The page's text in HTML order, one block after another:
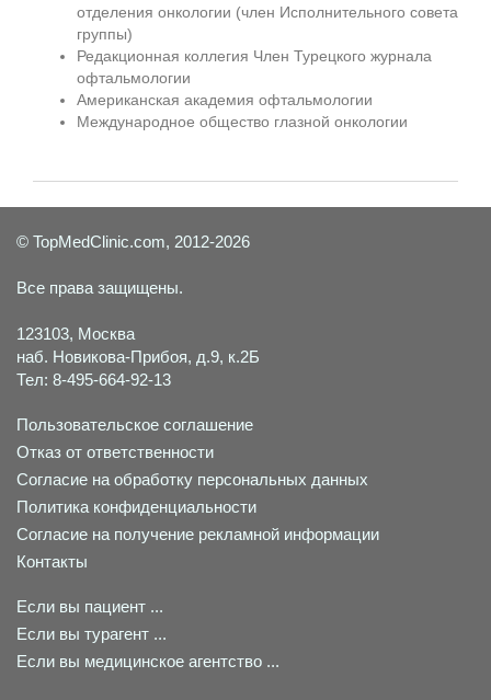
отделения онкологии (член Исполнительного совета
группы)
Редакционная коллегия Член Турецкого журнала
офтальмологии
Американская академия офтальмологии
Международное общество глазной онкологии
© TopMedClinic.com, 2012-2026
Все права защищены.
123103, Москва
наб. Новикова-Прибоя, д.9, к.2Б
Тел: 8-495-664-92-13
Пользовательское соглашение
Отказ от ответственности
Согласие на обработку персональных данных
Политика конфиденциальности
Согласие на получение рекламной информации
Контакты
Если вы пациент ...
Если вы турагент ...
Если вы медицинское агентство ...